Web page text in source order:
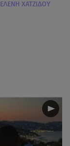
ΕΛΕΝΗ ΧΑΤΖΙΔΟΥ